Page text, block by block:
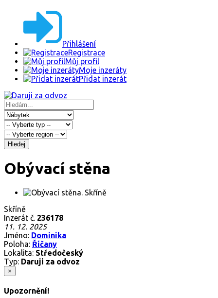
Přihlášení
Registrace
Můj profil
Moje inzeráty
Přidat inzerát
Hledej
Obývací stěna
Skříně
Inzerát č. 236178
11. 12. 2025
Jméno: Dominika
Poloha: Říčany
Lokalita: Středočeský
Typ: Daruji za odvoz
×
Upozornění!